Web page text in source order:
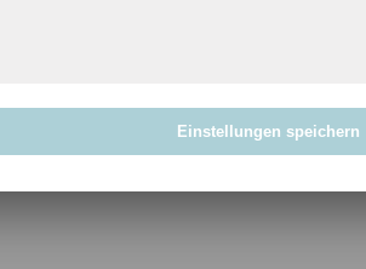
MAI 2011 UM 19:16
Einfache Häkeleien sehen oft besser aus
Einstellungen speichern